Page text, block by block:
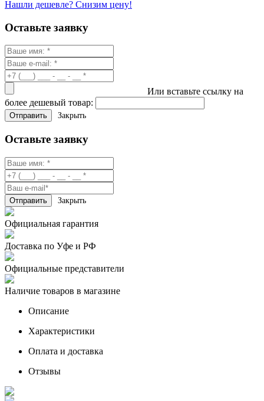
Нашли дешевле? Снизим цену!
Оставьте заявку
Или вставьте ссылку на
более дешевый товар:
Закрыть
Оставьте заявку
Закрыть
Официальная гарантия
Доставка по Уфе и РФ
Официальные представители
Наличие товаров в магазине
Описание
Характеристики
Оплата и доставка
Отзывы